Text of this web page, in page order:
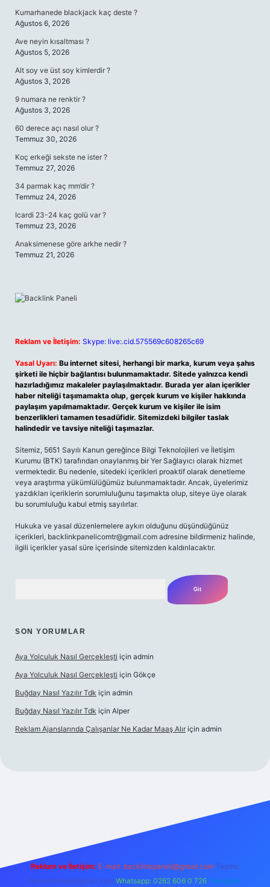
Kumarhanede blackjack kaç deste ?
Ağustos 6, 2026
Ave neyin kısaltması ?
Ağustos 5, 2026
Alt soy ve üst soy kimlerdir ?
Ağustos 3, 2026
9 numara ne renktir ?
Ağustos 3, 2026
60 derece açı nasıl olur ?
Temmuz 30, 2026
Koç erkeği sekste ne ister ?
Temmuz 27, 2026
34 parmak kaç mm’dir ?
Temmuz 24, 2026
Icardi 23-24 kaç golü var ?
Temmuz 23, 2026
Anaksimenese göre arkhe nedir ?
Temmuz 21, 2026
Reklam ve İletişim: Skype: live:.cid.575569c608265c69
Yasal Uyarı: Bu internet sitesi, herhangi bir marka, kurum veya şahıs
şirketi ile hiçbir bağlantısı bulunmamaktadır. Sitede yalnızca kendi
hazırladığımız makaleler paylaşılmaktadır. Burada yer alan içerikler
haber niteliği taşımamakta olup, gerçek kurum ve kişiler hakkında
paylaşım yapılmamaktadır. Gerçek kurum ve kişiler ile isim
benzerlikleri tamamen tesadüfidir. Sitemizdeki bilgiler taslak
halindedir ve tavsiye niteliği taşımazlar.
Sitemiz, 5651 Sayılı Kanun gereğince Bilgi Teknolojileri ve İletişim
Kurumu (BTK) tarafından onaylanmış bir Yer Sağlayıcı olarak hizmet
vermektedir. Bu nedenle, sitedeki içerikleri proaktif olarak denetleme
veya araştırma yükümlülüğümüz bulunmamaktadır. Ancak, üyelerimiz
yazdıkları içeriklerin sorumluluğunu taşımakta olup, siteye üye olarak
bu sorumluluğu kabul etmiş sayılırlar.
Hukuka ve yasal düzenlemelere aykırı olduğunu düşündüğünüz
içerikleri, backlinkpanelicomtr@gmail.com adresine bildirmeniz halinde,
ilgili içerikler yasal süre içerisinde sitemizden kaldırılacaktır.
SON YORUMLAR
Aya Yolculuk Nasıl Gerçekleşti için admin
Aya Yolculuk Nasıl Gerçekleşti için Gökçe
Buğday Nasıl Yazılır Tdk için admin
Buğday Nasıl Yazılır Tdk için Alper
Reklam Ajanslarında Çalışanlar Ne Kadar Maaş Alır için admin
Reklam ve İletişim: E-mail: backlinkpaneli@gmail.com Teams:
forumhizmeti@gmail.com Whatsapp: 0262 606 0 726 Telegram: